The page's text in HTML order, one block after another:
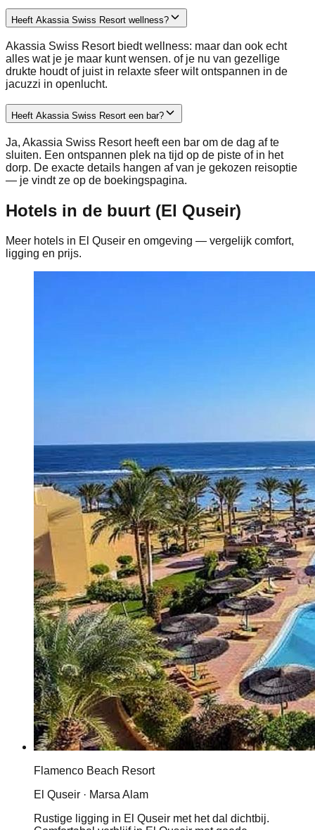
Heeft Akassia Swiss Resort wellness?
Akassia Swiss Resort biedt wellness: maar dan ook echt
alles wat je je maar kunt wensen. of je nu van gezellige
drukte houdt of juist in relaxte sfeer wilt ontspannen in de
jacuzzi in openlucht.
Heeft Akassia Swiss Resort een bar?
Ja, Akassia Swiss Resort heeft een bar om de dag af te
sluiten. Een ontspannen plek na tijd op de piste of in het
dorp. De exacte details hangen af van je gekozen reisoptie
— je vindt ze op de boekingspagina.
Hotels in de buurt (El Quseir)
Meer hotels in El Quseir en omgeving — vergelijk comfort,
ligging en prijs.
Flamenco Beach Resort
El Quseir · Marsa Alam
Rustige ligging in El Quseir met het dal dichtbij.